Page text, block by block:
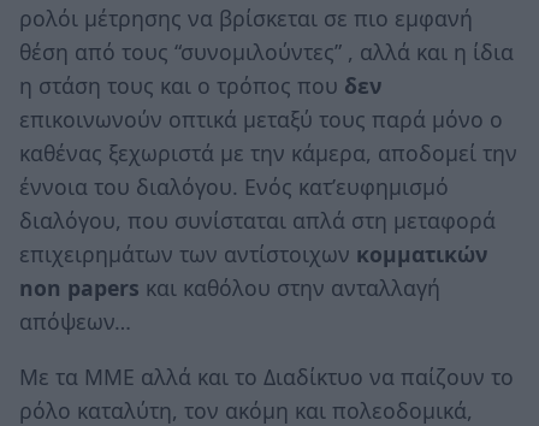
ρολόι μέτρησης να βρίσκεται σε πιο εμφανή
θέση από τους “συνομιλούντες” , αλλά και η ίδια
η στάση τους και ο τρόπος που δεν
επικοινωνούν οπτικά μεταξύ τους παρά μόνο ο
καθένας ξεχωριστά με την κάμερα, αποδομεί την
έννοια του διαλόγου. Ενός κατ’ευφημισμό
διαλόγου, που συνίσταται απλά στη μεταφορά
επιχειρημάτων των αντίστοιχων κομματικών
non papers και καθόλου στην ανταλλαγή
απόψεων…
Με τα ΜΜΕ αλλά και το Διαδίκτυο να παίζουν το
ρόλο καταλύτη, τον ακόμη και πολεοδομικά,